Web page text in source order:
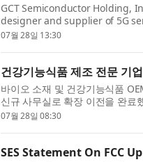
GCT Semiconductor Holding,
designer and supplier of 5G
wireless connectivity, today
07월 28일 13:30
건강기능식품 제조 전문 기
바이오 소재 및 건강기능식품
신규 사무실로 확장 이전을 완료
OEM/ODM 매출 급상승과 사업
07월 28일 08:30
SES Statement On FCC